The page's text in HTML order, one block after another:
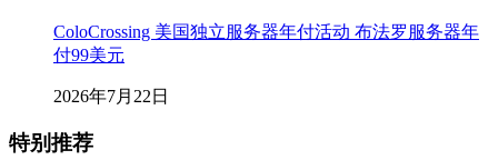
ColoCrossing 美国独立服务器年付活动 布法罗服务器年
付99美元
2026年7月22日
特别推荐